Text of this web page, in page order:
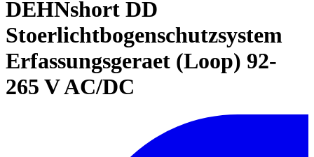
DEHNshort DD
Stoerlichtbogenschutzsystem
Erfassungsgeraet (Loop) 92-
265 V AC/DC